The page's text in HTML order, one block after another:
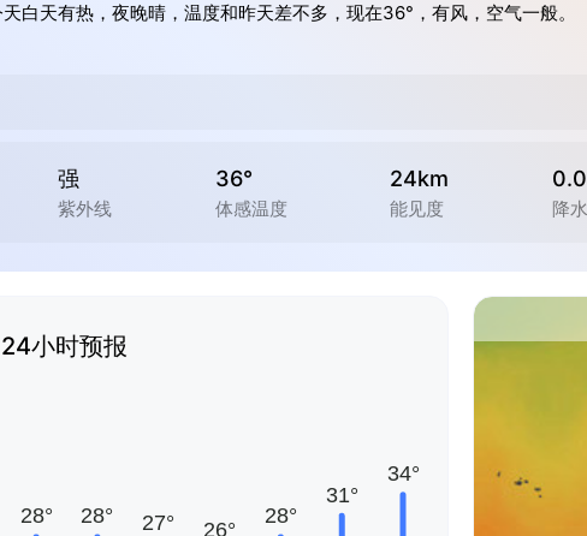
白天有热，夜晚晴，温度和昨天差不多，现在36°，有风，空气一般。
强
紫外线
36°
体感温度
24km
能见度 降
24小时预报